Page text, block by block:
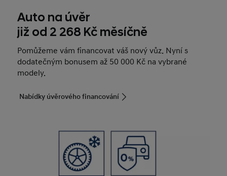
Auto na úvěr
již od 2 268 Kč měsíčně
Pomůžeme vám financovat váš nový vůz. Nyní s
dodatečným bonusem až 50 000 Kč na vybrané
modely.
Nabídky úvěrového financování